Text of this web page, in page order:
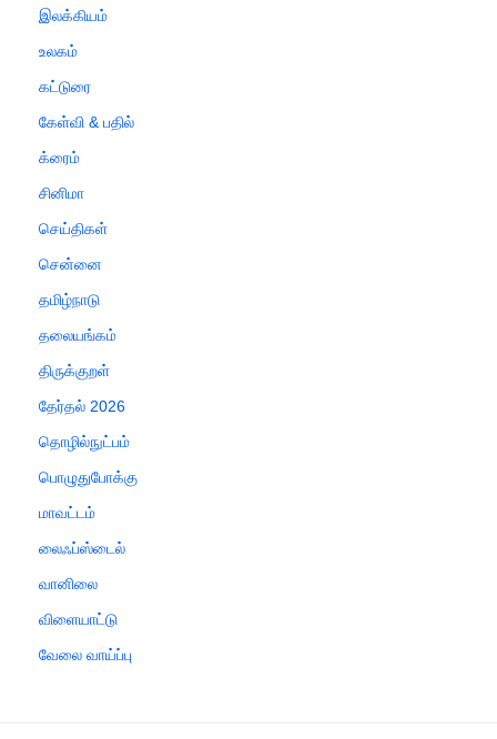
இலக்கியம்
உலகம்
கட்டுரை
கேள்வி & பதில்
க்ரைம்
சினிமா
செய்திகள்
சென்னை
தமிழ்நாடு
தலையங்கம்
திருக்குறள்
தேர்தல் 2026
தொழில்நுட்பம்
பொழுதுபோக்கு
மாவட்டம்
லைஃப்ஸ்டைல்
வானிலை
விளையாட்டு
வேலை வாய்ப்பு